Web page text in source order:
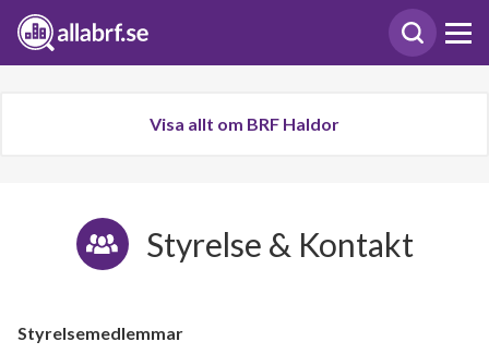
Visa allt om BRF Haldor
Styrelse & Kontakt
Styrelsemedlemmar